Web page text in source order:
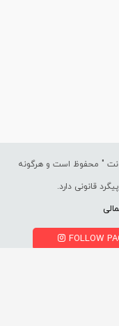
نت " محفوظ است و هرگونه
قانونی دارد.
FOLLOW